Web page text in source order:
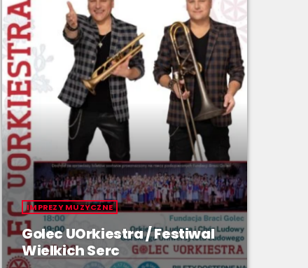
IMPREZY MUZYCZNE
Golec UOrkiestra / Festiwal
Wielkich Serc